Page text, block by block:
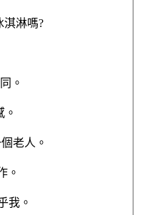
淇淋嗎?
。
。
老人。
。
我。